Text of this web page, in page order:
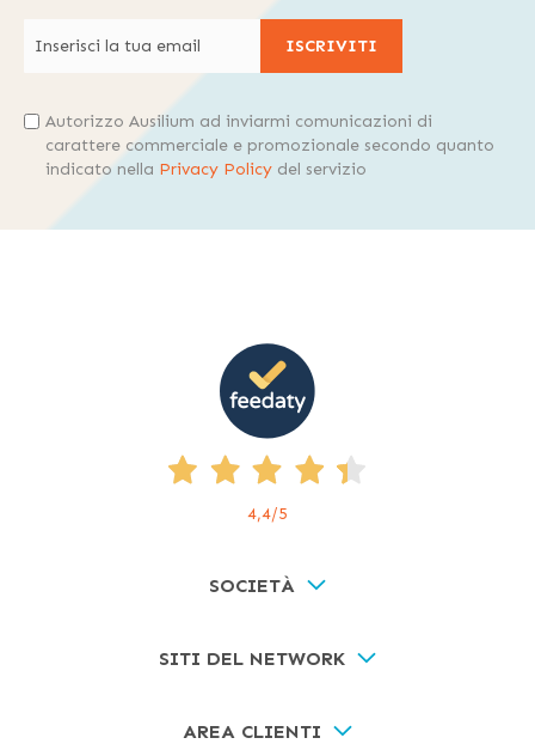
ISCRIVITI
Autorizzo Ausilium ad inviarmi comunicazioni di
carattere commerciale e promozionale secondo quanto
indicato nella Privacy Policy del servizio
4,4/5
SOCIETÀ
SITI DEL NETWORK
AREA CLIENTI